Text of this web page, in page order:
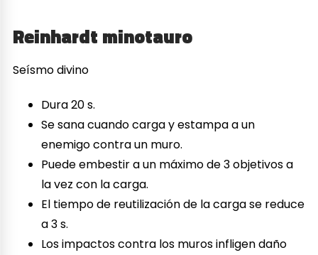
Reinhardt minotauro
Seísmo divino
Dura 20 s.
Se sana cuando carga y estampa a un
enemigo contra un muro.
Puede embestir a un máximo de 3 objetivos a
la vez con la carga.
El tiempo de reutilización de la carga se reduce
a 3 s.
Los impactos contra los muros infligen daño